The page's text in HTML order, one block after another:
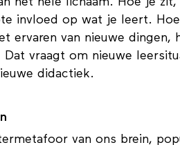
het hele lichaam. Hoe je
invloed op wat je leert.
ervaren van nieuwe
vraagt om nieuwe
didactiek.
van ons brein,